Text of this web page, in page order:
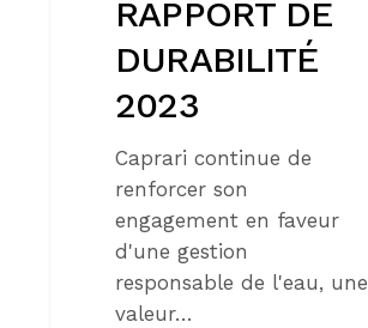
RAPPORT DE
DURABILITÉ
2023
Caprari continue de
renforcer son
engagement en faveur
d'une gestion
responsable de l'eau, une
valeur…